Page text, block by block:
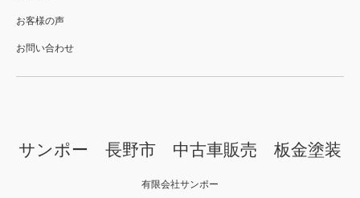
お客様の声
お問い合わせ
サンポー 長野市 中古車販売 板金塗装
有限会社サンポー